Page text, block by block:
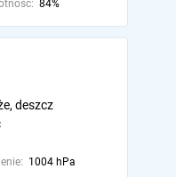
84%
deszcz
1004 hPa